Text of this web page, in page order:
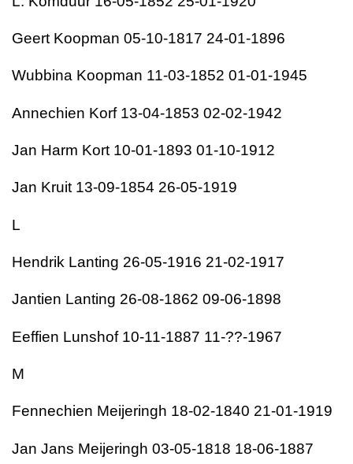
Geert Koopman 05-10-1817 24-01-1896
Wubbina Koopman 11-03-1852 01-01-1945
Annechien Korf 13-04-1853 02-02-1942
Jan Harm Kort 10-01-1893 01-10-1912
Jan Kruit 13-09-1854 26-05-1919
L
Hendrik Lanting 26-05-1916 21-02-1917
Jantien Lanting 26-08-1862 09-06-1898
Eeffien Lunshof 10-11-1887 11-??-1967
M
Fennechien Meijeringh 18-02-1840 21-01-1919
Jan Jans Meijeringh 03-05-1818 18-06-1887